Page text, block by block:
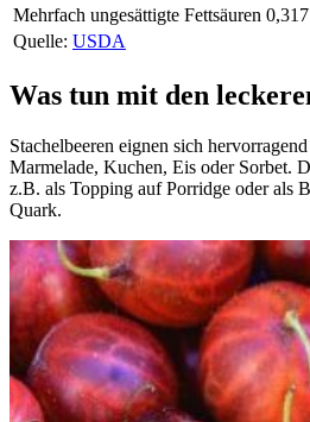
Mehrfach ungesättigte Fettsäuren 0,317
Quelle: USDA
Was tun mit den
Stachelbeeren eignen sich
Marmelade, Kuchen, Eis oder Sorbet.
z.B. als Topping auf Porridge oder als
Quark.